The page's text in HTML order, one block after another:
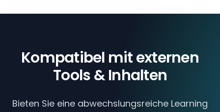
Kompatibel mit externen
Tools & Inhalten
Bieten Sie eine abwechslungsreiche Learning